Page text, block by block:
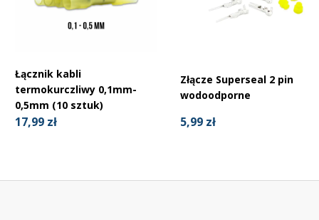
Łącznik kabli
termokurczliwy 0,1mm-
0,5mm (10 sztuk)
17,99 zł
Złącze Superseal 2 pin
wodoodporne
5,99 zł